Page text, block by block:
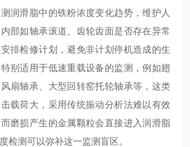
润滑脂中的铁粉浓度变化趋势，维护人
部如轴承滚道、齿轮齿面是否存在异常
排检修计划，避免非计划停机造成的生
别适用于低速重载设备的监测，例如翅
扇轴承、大型回转窑托轮轴承等，这类
载荷大，采用传统振动分析法难以有效
磨损产生的金属颗粒会直接进入润滑脂
检测可以弥补这一监测盲区。